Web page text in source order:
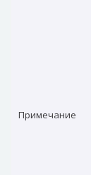
Примечание